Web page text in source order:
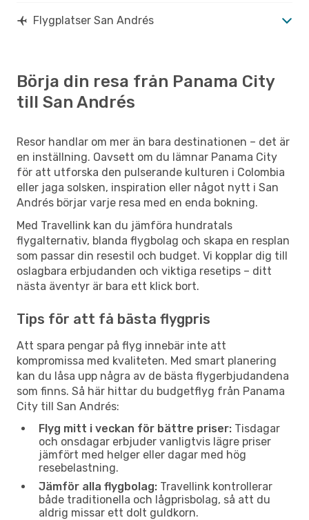
Flygplatser San Andrés
Börja din resa från Panama City
till San Andrés
Resor handlar om mer än bara destinationen – det är
en inställning. Oavsett om du lämnar Panama City
för att utforska den pulserande kulturen i Colombia
eller jaga solsken, inspiration eller något nytt i San
Andrés börjar varje resa med en enda bokning.
Med Travellink kan du jämföra hundratals
flygalternativ, blanda flygbolag och skapa en resplan
som passar din resestil och budget. Vi kopplar dig till
oslagbara erbjudanden och viktiga resetips – ditt
nästa äventyr är bara ett klick bort.
Tips för att få bästa flygpris
Att spara pengar på flyg innebär inte att
kompromissa med kvaliteten. Med smart planering
kan du låsa upp några av de bästa flygerbjudandena
som finns. Så här hittar du budgetflyg från Panama
City till San Andrés:
Flyg mitt i veckan för bättre priser: Tisdagar
och onsdagar erbjuder vanligtvis lägre priser
jämfört med helger eller dagar med hög
resebelastning.
Jämför alla flygbolag: Travellink kontrollerar
både traditionella och lågprisbolag, så att du
aldrig missar ett dolt guldkorn.